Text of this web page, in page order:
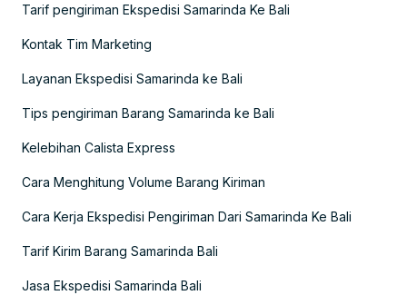
Tarif pengiriman Ekspedisi Samarinda Ke Bali
Kontak Tim Marketing
Layanan Ekspedisi Samarinda ke Bali
Tips pengiriman Barang Samarinda ke Bali
Kelebihan Calista Express
Cara Menghitung Volume Barang Kiriman
Cara Kerja Ekspedisi Pengiriman Dari Samarinda Ke Bali
Tarif Kirim Barang Samarinda Bali
Jasa Ekspedisi Samarinda Bali